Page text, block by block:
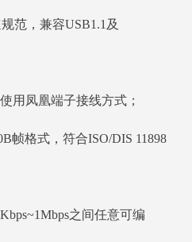
范，兼容USB1.1及
用凤凰端子接线方式；
帧格式，符合ISO/DIS 11898
之间任意可编